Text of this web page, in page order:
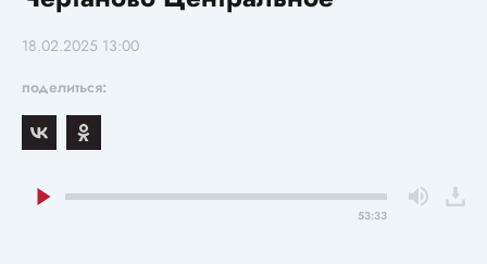
18.02.2025 13:00
поделиться:
53:33